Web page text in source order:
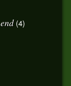
(4)